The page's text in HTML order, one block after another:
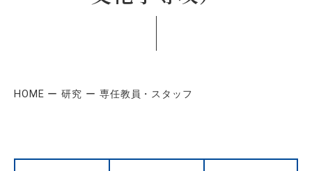
HOME 研究 専任教員・スタッフ